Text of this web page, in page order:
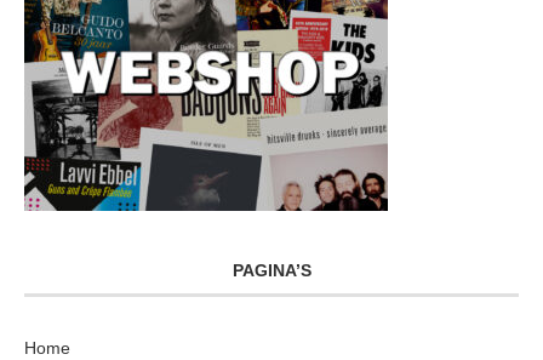
PAGINA’S
Home